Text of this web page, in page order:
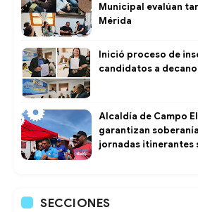
Municipal evalúan
Mérida
Inició proceso de
candidatos a
Alcaldía de Campo
garantizan
jornadas itinerantes
SECCIONES